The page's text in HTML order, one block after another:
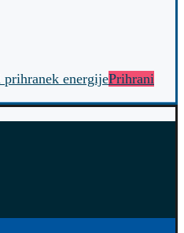
energijePrihrani